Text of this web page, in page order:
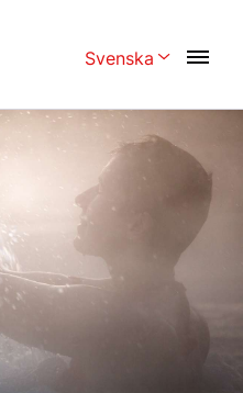
Svenska
Deutschland
Français
日本語